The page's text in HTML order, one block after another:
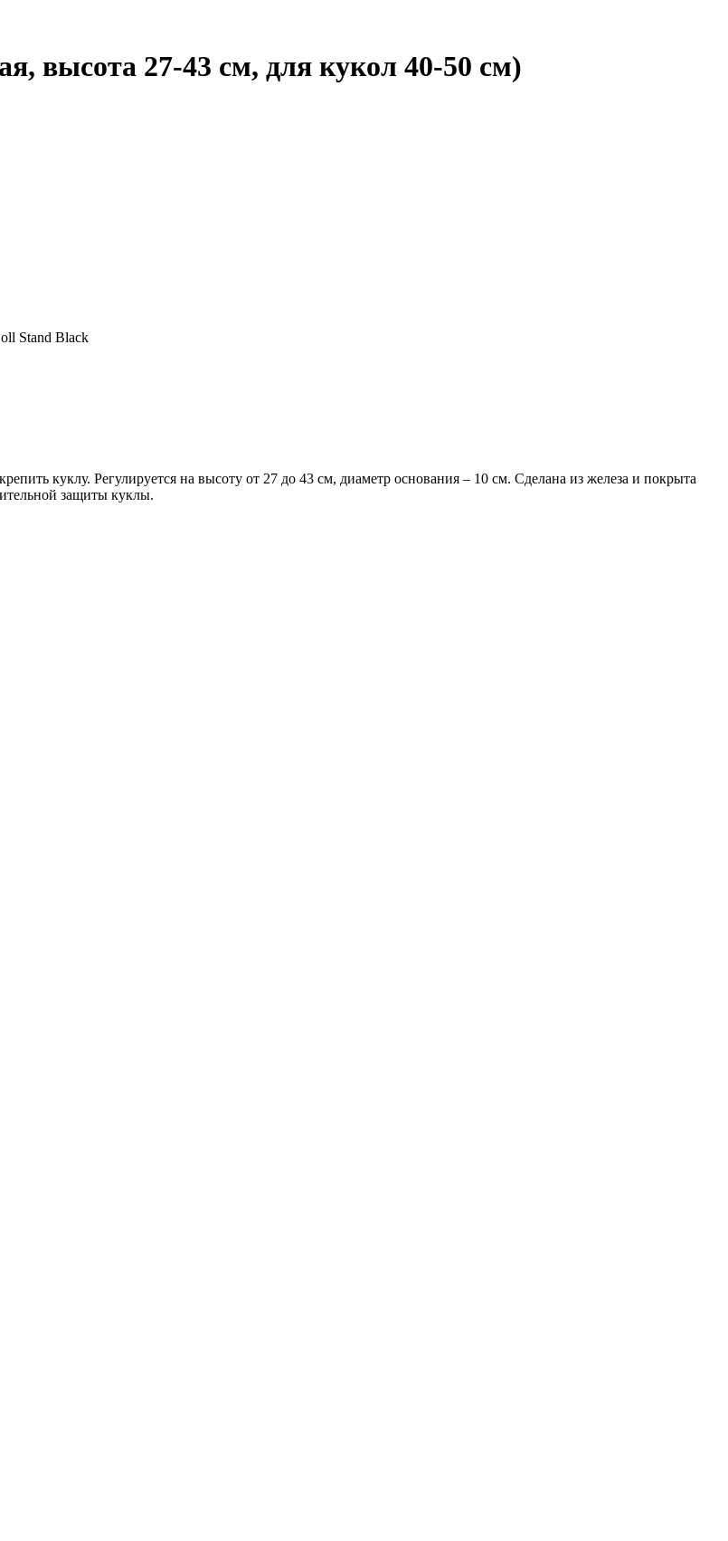
высота 27-43 см, для кукол 40-50 см)
Stand Black
куклу. Регулируется на высоту от 27 до 43 см, диаметр основания – 10 см. Сделана из железа и покрыта
защиты куклы.